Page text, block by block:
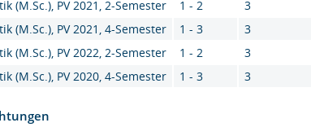
(M.Sc.), PV 2021, 2-Semester 1 - 2
3
(M.Sc.), PV 2021, 4-Semester 1 - 3
3
(M.Sc.), PV 2022, 2-Semester 1 - 2
3
(M.Sc.), PV 2020, 4-Semester 1 - 3 3